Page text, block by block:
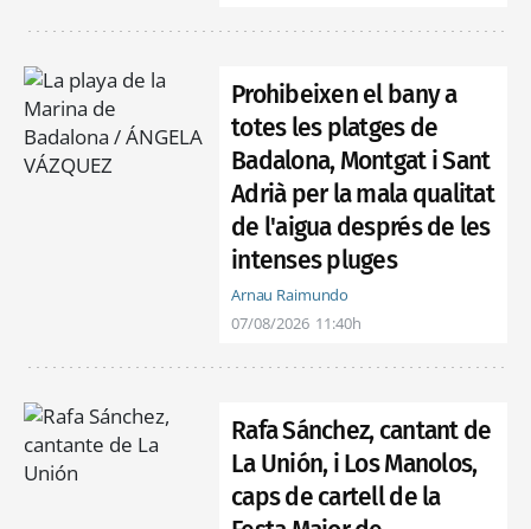
Prohibeixen el bany a
totes les platges de
Badalona, Montgat i Sant
Adrià per la mala qualitat
de l'aigua després de les
intenses pluges
Arnau Raimundo
07/08/2026 11:40h
Rafa Sánchez, cantant de
La Unión, i Los Manolos,
caps de cartell de la